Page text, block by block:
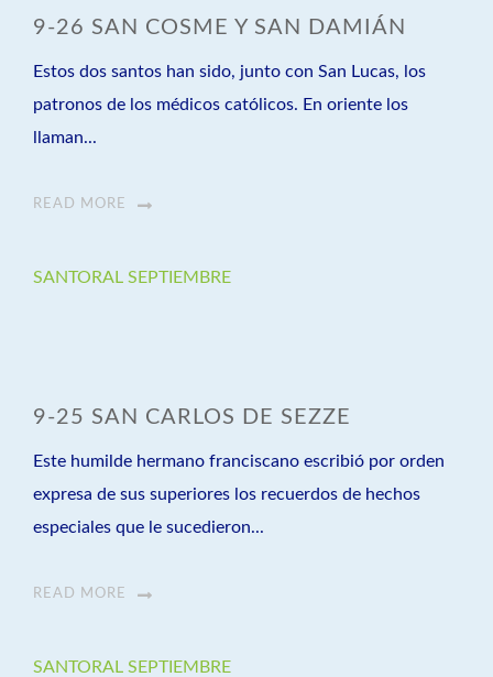
9-26 SAN COSME Y SAN DAMIÁN
Estos dos santos han sido, junto con San Lucas, los
patronos de los médicos católicos. En oriente los
llaman...
READ MORE
SANTORAL SEPTIEMBRE
9-25 SAN CARLOS DE SEZZE
Este humilde hermano franciscano escribió por orden
expresa de sus superiores los recuerdos de hechos
especiales que le sucedieron...
READ MORE
SANTORAL SEPTIEMBRE